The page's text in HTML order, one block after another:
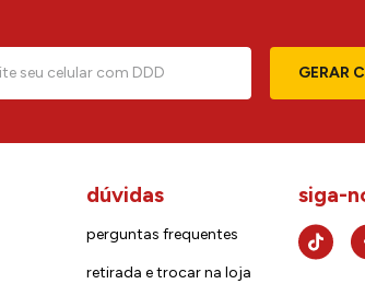
GERAR
dúvidas
perguntas frequentes
retirada e trocar na loja
siga-